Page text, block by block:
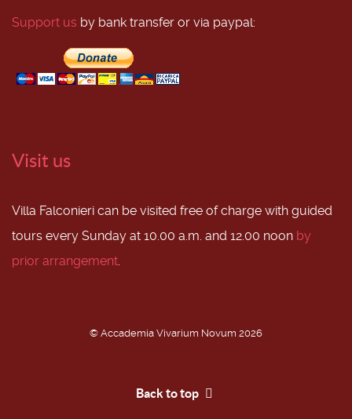
Support us by bank transfer or via paypal:
Visit us
Villa Falconieri can be visited free of charge with guided
tours every Sunday at 10.00 a.m. and 12.00 noon by
prior arrangement.
© Accademia Vivarium Novum 2026
Back to top